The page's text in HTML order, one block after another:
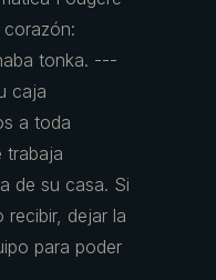
tonka. ---
caja
a toda
trabaja
de su casa. Si
dejar la
para poder